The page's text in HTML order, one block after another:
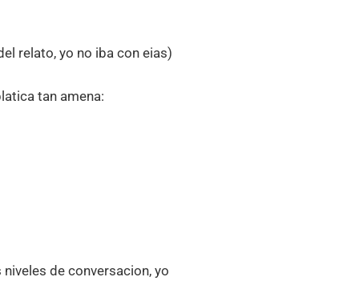
relato, yo no iba con eias)
tan amena:
de conversacion, yo